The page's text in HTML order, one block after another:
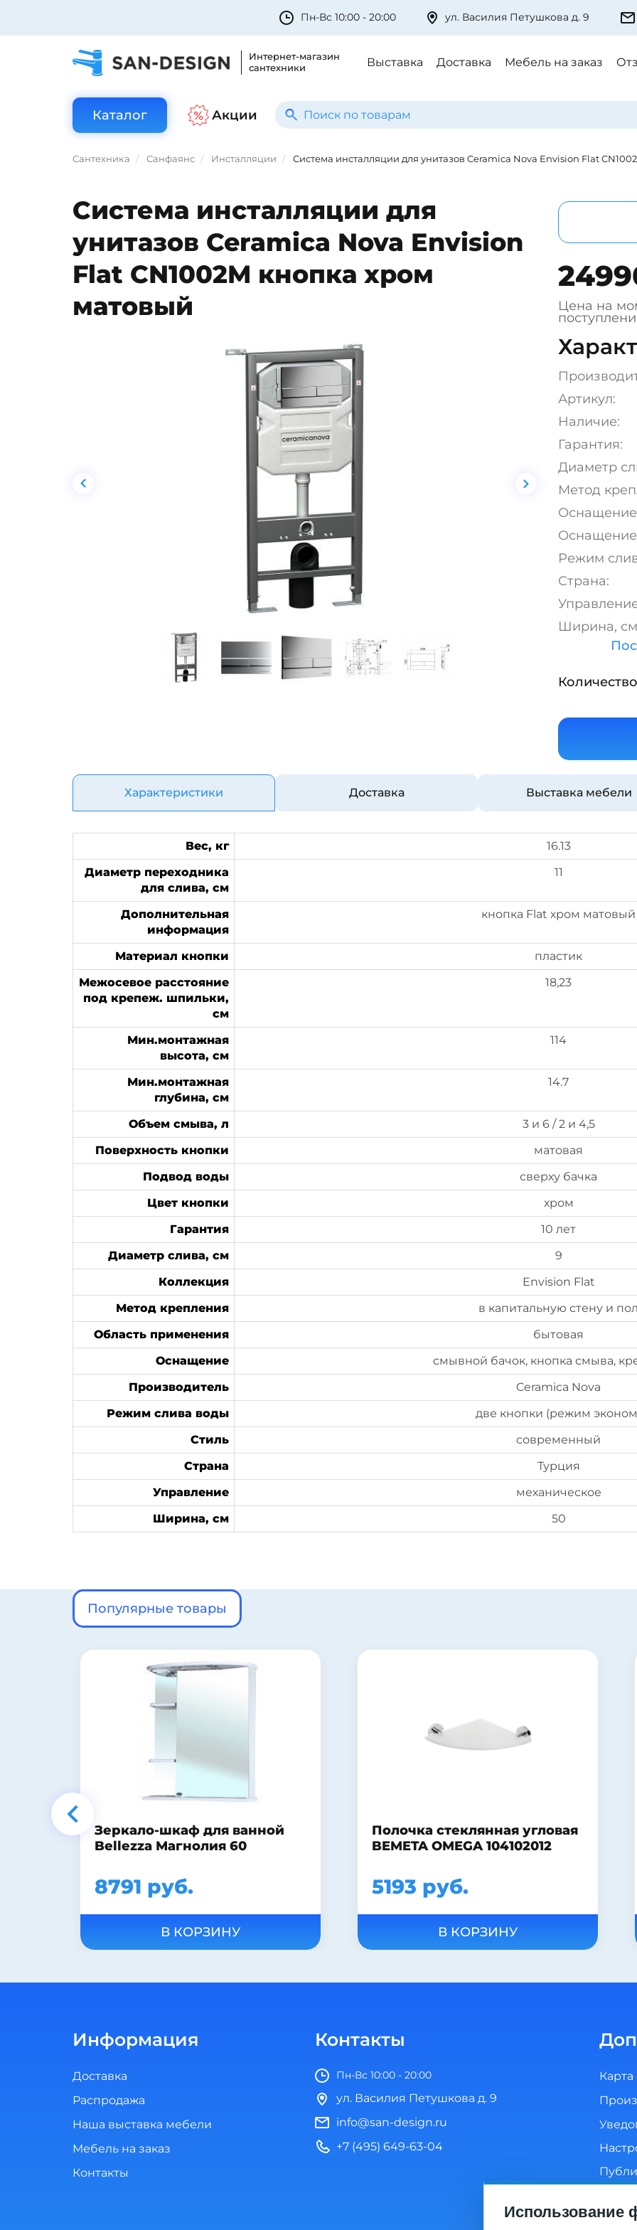
Пн-Вс 10:00 - 20:00 ул. Василия Петушкова д. 9
Интернет-магазин
сантехники
Выставка Доставка Мебель на заказ
Каталог Акции
Сантехника Санфаянс Инсталляции Система инсталляции для унитазов Ceramica Nova Envision Flat
Система инсталляции для
унитазов Ceramica Nova Envision
Flat CN1002M кнопка хром
матовый
Цена на
Артикул:
Наличие:
Гарантия:
Диаметр
Метод
Режим
Страна:
Ширина,
Характеристики Доставка Выставка мебели
Вес, кг
16.13
Диаметр переходника
для слива, см
11
Дополнительная
информация
кнопка Flat хром матовый
Материал кнопки
пластик
Межосевое расстояние
под крепеж. шпильки,
см
18,23
Мин.монтажная
высота, см
114
Мин.монтажная
глубина, см
14.7
Объем смыва, л
3 и 6 / 2 и 4,5
Поверхность кнопки
матовая
Подвод воды
сверху бачка
Цвет кнопки
хром
Гарантия
10 лет
Диаметр слива, см
9
Коллекция
Envision Flat
Метод крепления
в капитальную стену и пол
Область применения
бытовая
Оснащение
смывной бачок, кнопка смыва,
Производитель
Ceramica Nova
Режим слива воды
две кнопки (режим
Стиль
современный
Страна
Турция
Управление
механическое
Ширина, см
50
Популярные товары
Полочка стеклянная угловая
BEMETA OMEGA 104102012
5193 руб.
В КОРЗИНУ
Зеркало-шкаф Misty Лиана
55
14490 руб.
В КОРЗИНУ
Информация
Доставка
Распродажа
Наша выставка мебели
Мебель на заказ
Контакты
Контакты
Пн-Вс 10:00 - 20:00
ул. Василия Петушкова д. 9
info@san-design.ru
+7 (495) 649-63-04
Карта
Использование